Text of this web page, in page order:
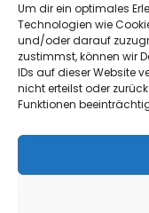
Um dir ein optimales
Technologien wie
und/oder darauf
zustimmst, können wir
IDs auf dieser Website
nicht erteilst oder
Funktionen
Datenschutz